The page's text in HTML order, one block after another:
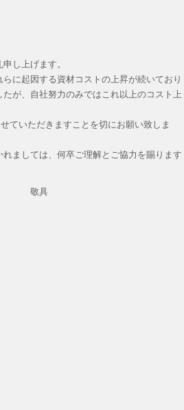
し上げます。
に起因する資材コストの上昇が続いており
が、自社努力のみではこれ以上のコスト上
ていただきますことを切にお願い致しま
ましては、何卒ご理解とご協力を賜ります